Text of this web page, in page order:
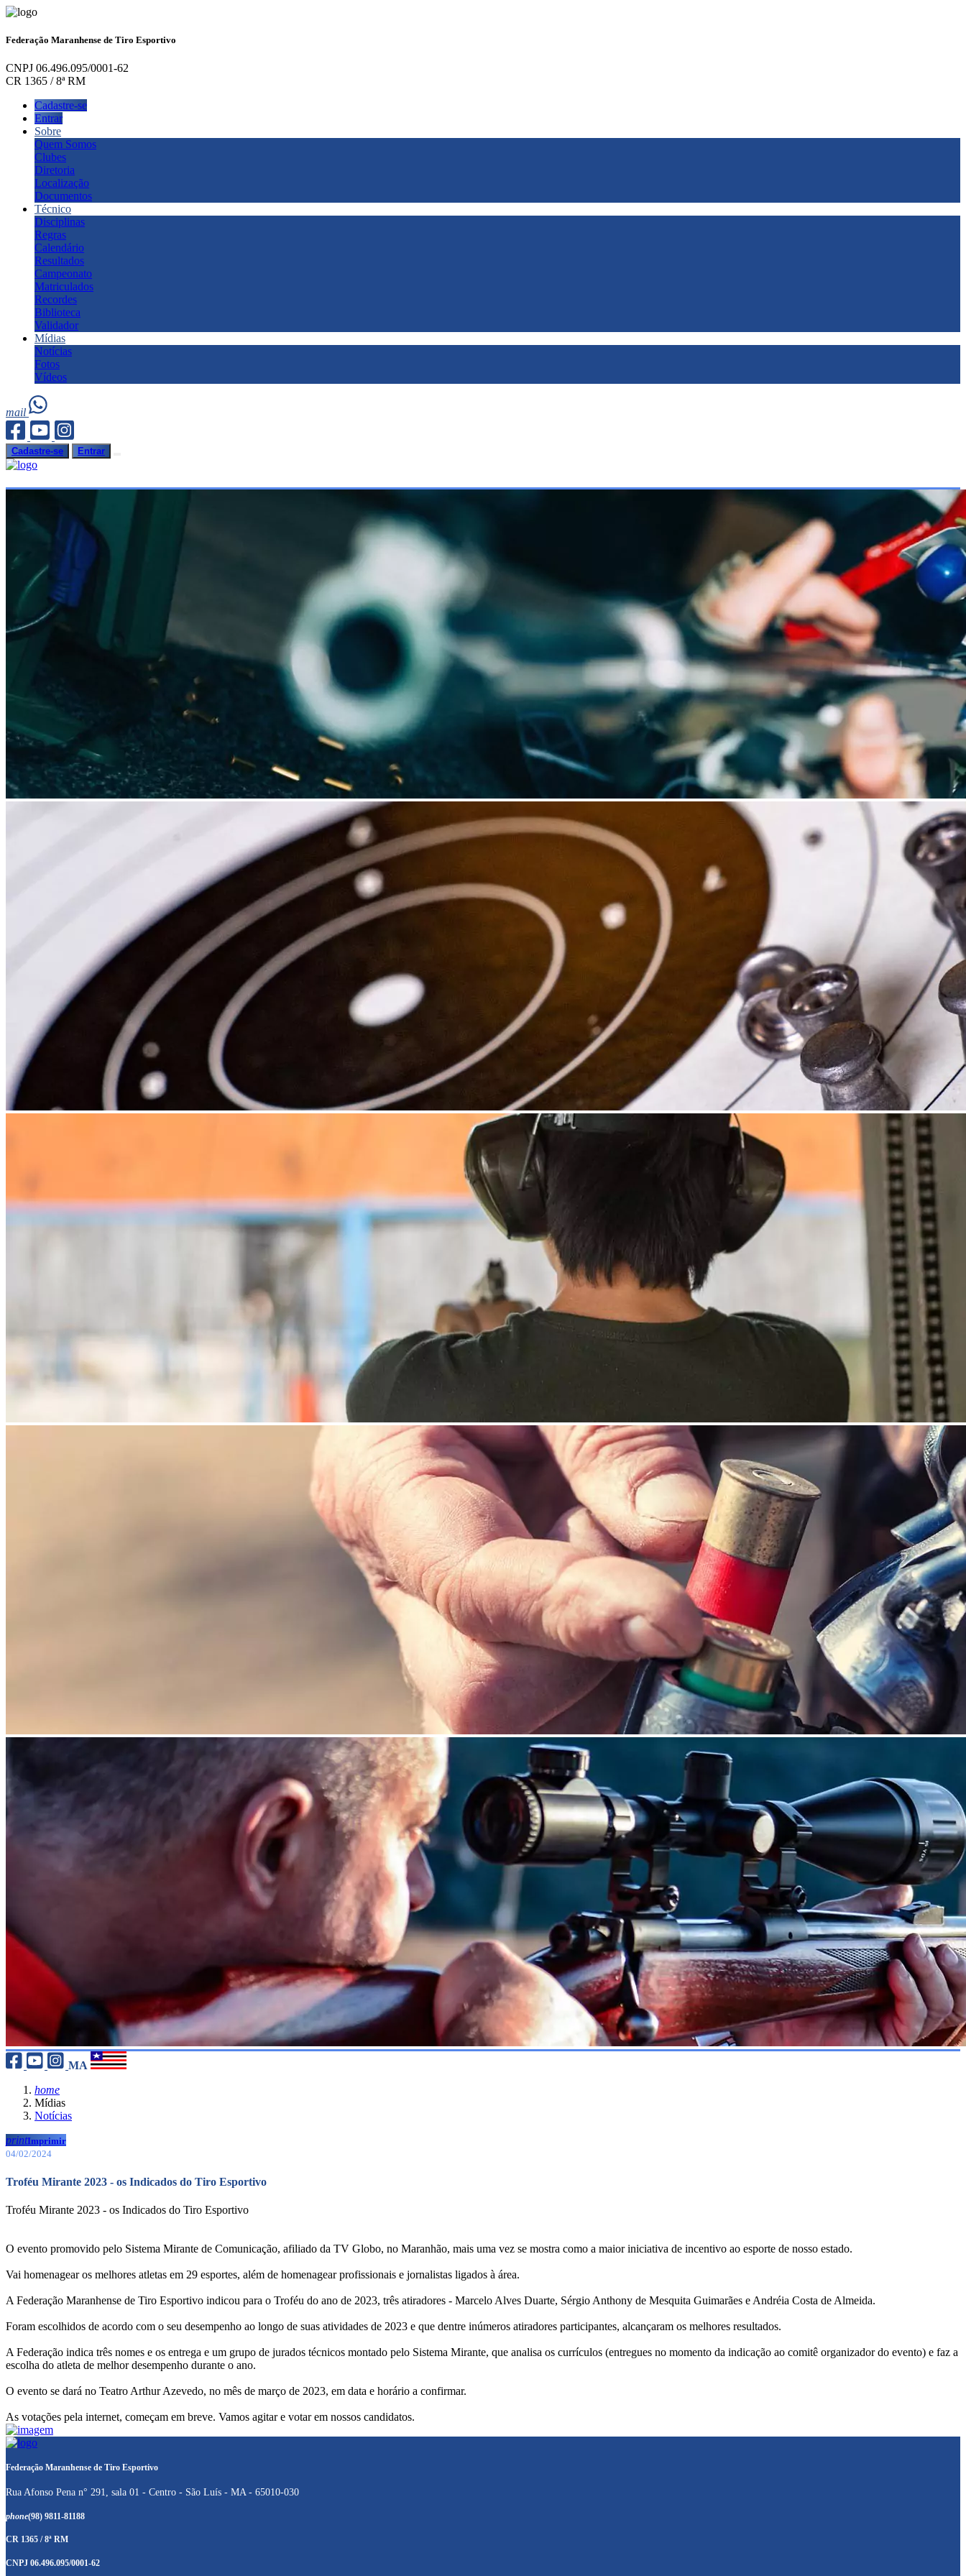
Federação Maranhense de Tiro Esportivo
CNPJ 06.496.095/0001-62
CR 1365 / 8ª RM
Cadastre-se
Entrar
Sobre
Quem Somos
Clubes
Diretoria
Localização
Documentos
Técnico
Disciplinas
Regras
Calendário
Resultados
Campeonato
Matriculados
Recordes
Biblioteca
Validador
Mídias
Notícias
Fotos
Vídeos
mail
Cadastre-se Entrar
MA
home
Mídias
Notícias
printImprimir
04/02/2024
Troféu Mirante 2023 - os Indicados do Tiro Esportivo
Troféu Mirante 2023 - os Indicados do Tiro Esportivo
O evento promovido pelo Sistema Mirante de Comunicação, afiliado da TV Globo, no Maranhão, mais uma vez se mostra como a maior iniciativa de incentivo ao esporte de nosso estado.
Vai homenagear os melhores atletas em 29 esportes, além de homenagear profissionais e jornalistas ligados à área.
A Federação Maranhense de Tiro Esportivo indicou para o Troféu do ano de 2023, três atiradores - Marcelo Alves Duarte, Sérgio Anthony de Mesquita Guimarães e Andréia Costa de Almeida.
Foram escolhidos de acordo com o seu desempenho ao longo de suas atividades de 2023 e que dentre inúmeros atiradores participantes, alcançaram os melhores resultados.
A Federação indica três nomes e os entrega e um grupo de jurados técnicos montado pelo Sistema Mirante, que analisa os currículos (entregues no momento da indicação ao comitê organizador do evento) e faz a
escolha do atleta de melhor desempenho durante o ano.
O evento se dará no Teatro Arthur Azevedo, no mês de março de 2023, em data e horário a confirmar.
As votações pela internet, começam em breve. Vamos agitar e votar em nossos candidatos.
Federação Maranhense de Tiro Esportivo
Rua Afonso Pena n° 291, sala 01 - Centro - São Luís - MA - 65010-030
phone(98) 9811-81188
CR 1365 / 8ª RM
CNPJ 06.496.095/0001-62